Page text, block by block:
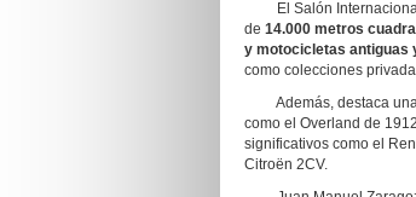
El Salón Internacional
de 14.000 metros
y motocicletas antiguas
como colecciones
Además, destaca
como el Overland de
significativos como el
Citroën 2CV.